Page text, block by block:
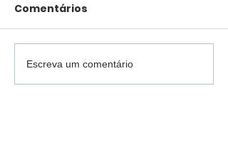
Caron realiza
primeiro tratamento
Comentários
Escreva um comentário